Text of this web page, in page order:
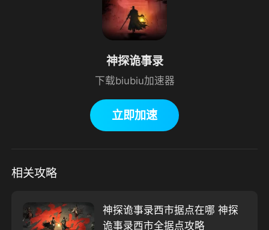
神探诡事录
下载biubiu加速器
立即加速
相关攻略
神探诡事录西市据点在哪 神探
诡事录西市全据点攻略